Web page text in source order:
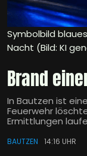
Symbolbild
Nacht (Bild: KI
Brand
In Bautzen ist
Feuerwehr
Ermittlungen
BAUTZEN 14:16 UHR